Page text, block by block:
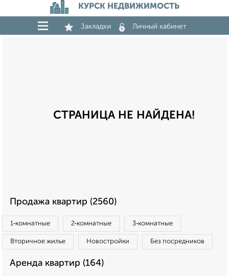
КУРСК НЕДВИЖИМОСТЬ
Закладки Личный кабинет
СТРАНИЦА НЕ НАЙДЕНА!
Продажа квартир (2560)
1‑комнатные 2‑комнатные 3‑комнатные
Вторичное жилье Новостройки Без посредников
Аренда квартир (164)